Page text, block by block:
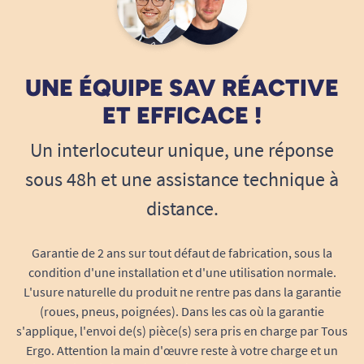
d'irritation même sur peaux sensibles.
Souplesse maximale : la coupe s’adapte
même en position assise ou allongée
prolongée.
Adapté à chaque morphologie
Le slip SENI FIX COMFORT taille XL convient
idéalement aux personnes dont le tour de taille
zones élastiquées assurent une adaptation
hommes et femmes. Il enveloppe parfaitement
les hanches et le bassin, offrant ainsi une tenue
sûre, sans marquer ni comprimer.
Tour de taille XL : 80 à 130 cm
Convient aux personnes âgées, en
UNE ÉQUIPE SAV RÉACTIVE
ET EFFICACE !
Un interlocuteur unique, une réponse
sous 48h et une assistance technique à
distance.
Garantie de 2 ans sur tout défaut de fabrication, sous la
condition d'une installation et d'une utilisation normale.
L'usure naturelle du produit ne rentre pas dans la garantie
(roues, pneus, poignées). Dans les cas où la garantie
s'applique, l'envoi de(s) pièce(s) sera pris en charge par Tous
Ergo. Attention la main d'œuvre reste à votre charge et un